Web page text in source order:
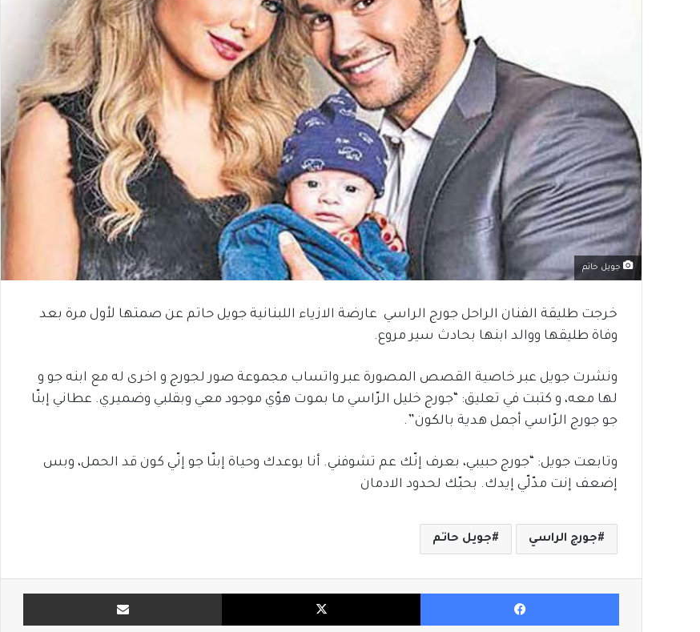
جويل حاتم
خرجت طليقة الفنان الراحل جورج الراسي عارضة الازياء اللبنانية جويل حاتم عن صمتها لأول مرة بعد
وفاة طليقها ووالد ابنها بحادث سير مروع.
ونشرت جويل عبر خاصية القصص المصورة عبر واتساب مجموعة صور لجورج و اخرى له مع ابنه جو و
لها معه، و كتبت في تعليق: “جورج خليل الرّاسي ما بموت هوّي موجود معي وبقلبي وضميري. عطاني إبنّا
جو جورج الرّاسي أجمل هدية بالكون”.
وتابعت جويل: “جورج حبيبي، بعرف إنّك عم تشوفني. أنا بوعدك وحياة إبنّا جو إنّي كون قد الحمل، وبس
إضعف إنت مدّلّي إيدك. بحبّك لحدود الادمان
جورج الراسي جويل حاتم
فيسبوك X مشاركة بالبريد